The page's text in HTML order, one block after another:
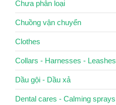
Chưa phân loại
Chuồng vận chuyển
Clothes
Collars - Harnesses - Leashes
Dầu gội - Dầu xả
Dental cares - Calming sprays